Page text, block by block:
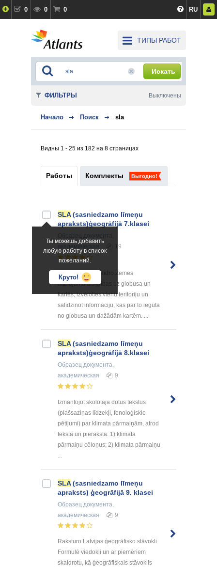
0 0 0 RU
ТИПЫ РАБОТ
Искать
Начало Поиск sla
Видны 1 - 25 из 182 на 8 страницах
Работы Комплекты Выгодно!
Ты можешь добавить
любую работу в список
пожеланий.
Круто!
SLA(sasniedzamo līmeņu
apraksts)ģeogrāfijā 7.klasei
19
Ar piemēriem skaidro Zemes
attēlojuma atšķirības uz globusa un
kartēs, izvēloties vienu teritoriju un
salīdzinot informāciju, kas par to iegūta
no globusa un dažādām kartēm. ...
SLA(sasniedzamo līmeņu
apraksts)ģeogrāfijā 8.klasei
Образец документа,
академическая
9
Izmantojot skolotāja dotus tekstus
(plašsaziņas līdzekļi, fenoloģiskie
pētījumi) par klimata pārmaiņām, atrod
tekstā un pieraksta: 1) klimata
pārmaiņu cēloņus; 2) klimata pārmaiņu
SLA(sasniedzamo līmeņu
apraksts) ģeogrāfijā 9. klasei
Образец документа
академическая
9
Raksturo Latvijas ģeogrāfisko stāvokli.
Formulē viedokli un ar piemēriem
skaidrotu, kā ģeogrāfiskais stāvoklis
ФИЛЬТРЫ Выключены